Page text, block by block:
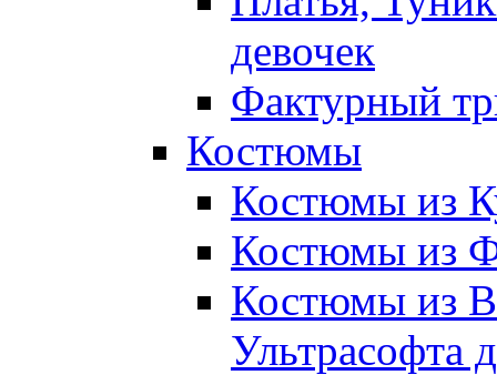
девочек
Фактурный
Костюмы
Костюмы из
Костюмы из
Костюмы из
Ультрасофта